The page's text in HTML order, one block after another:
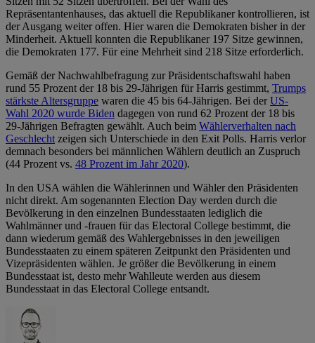
Repräsentantenhauses, das aktuell die Republikaner kontrollieren, ist
der Ausgang weiter offen. Hier waren die Demokraten bisher in der
Minderheit. Aktuell konnten die Republikaner 197 Sitze gewinnen,
die Demokraten 177. Für eine Mehrheit sind 218 Sitze erforderlich.
Gemäß der Nachwahlbefragung zur Präsidentschaftswahl haben
rund 55 Prozent der 18 bis 29-Jährigen für Harris gestimmt, Trumps
stärkste Altersgruppe waren die 45 bis 64-Jährigen. Bei derUS-
Wahl 2020 wurde Biden dagegen von rund 62 Prozent der 18 bis
29-Jährigen Befragten gewählt. Auch beim Wählerverhalten nach
Geschlechtzeigen sich Unterschiede in den Exit Polls. Harris verlor
demnach besonders bei männlichen Wählern deutlich an Zuspruch
(44 Prozent vs. 48 Prozent im Jahr 2020).
In den USA wählen die Wählerinnen und Wähler den Präsidenten
nicht direkt. Am sogenannten Election Day werden durch die
Bevölkerung in den einzelnen Bundesstaaten lediglich die
Wahlmänner und -frauen für das Electoral College bestimmt, die
dann wiederum gemäß des Wahlergebnisses in den jeweiligen
Bundesstaaten zu einem späteren Zeitpunkt den Präsidenten und
Vizepräsidenten wählen. Je größer die Bevölkerung in einem
Bundesstaat ist, desto mehr Wahlleute werden aus diesem
Bundesstaat in das Electoral College entsandt.